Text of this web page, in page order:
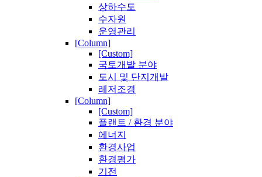
상하수도
수자원
운영관리
[Column]
[Custom]
국토개발 분야
도시 및 단지개발
레저조경
[Column]
[Custom]
플랜트 / 환경 분야
에너지
환경사업
환경평가
기전